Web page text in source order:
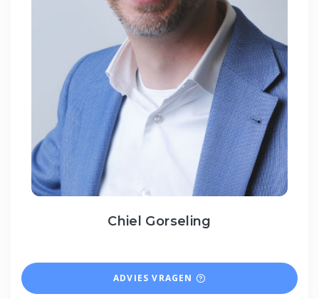
Chiel Gorseling
ADVIES VRAGEN